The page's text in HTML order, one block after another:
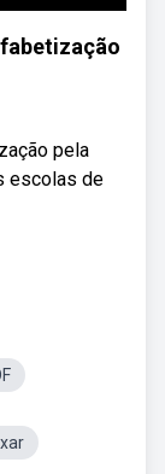
pela
escolas de